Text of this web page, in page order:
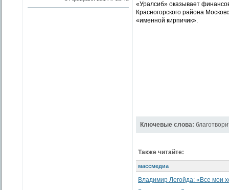
«Уралсиб» оказывает
Красногорского района
«именной кирпичик».
Ключевые слова:
Также читайте:
массмедиа
Владимир Легойда: «Все мои